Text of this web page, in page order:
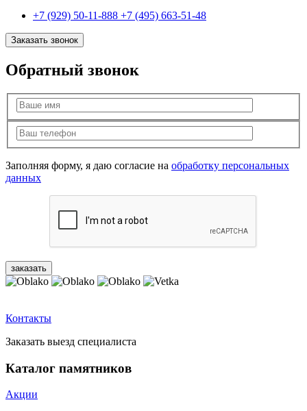
+7 (929) 50-11-888 +7 (495) 663-51-48
Заказать звонок
Обратный звонок
Заполняя форму, я даю согласие на обработку персональных
данных
Контакты
Заказать выезд специалиста
Каталог памятников
Акции